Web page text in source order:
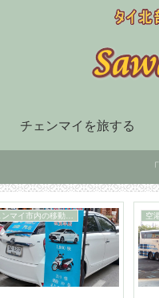
チェンマイを旅する